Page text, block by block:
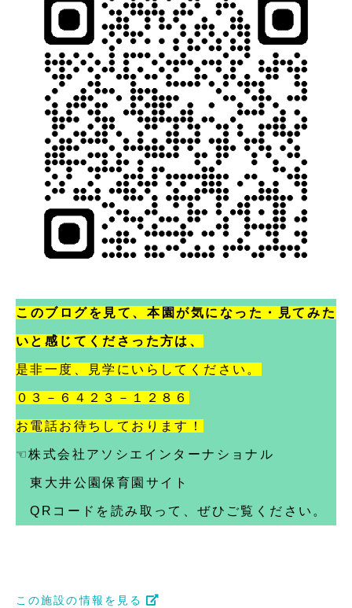
このブログを見て、本園が気になった・見てみた
いと感じてくださった方は、
是非一度、見学にいらしてください。
０３－６４２３－１２８６
お電話お待ちしております！
☜株式会社アソシエインターナショナル
東大井公園保育園サイト
QRコードを読み取って、ぜひご覧ください。
この施設の情報を見る